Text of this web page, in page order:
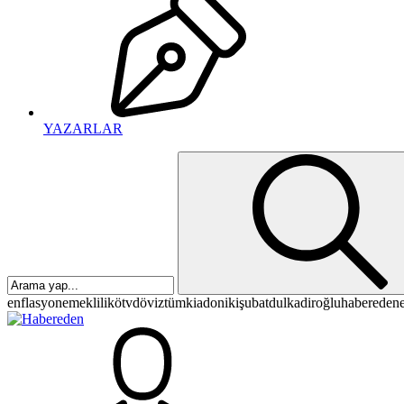
YAZARLAR
enflasyonemeklilikötvdöviztümkiadonikişubatdulkadiroğluhabereden